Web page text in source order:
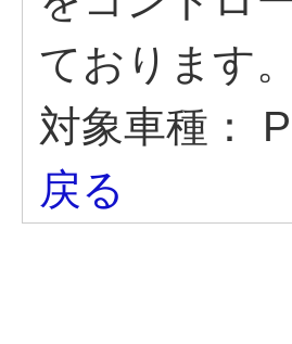
ております。
対象車種：
戻る